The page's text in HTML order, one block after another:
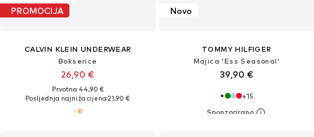
PROMOCIJA
CALVIN KLEIN UNDERWEAR
Bokserice
26,90 €
Prvotno: 44,90 €
Posljednja najniža cijena:21,90 €
Novo
TOMMY HILFIGER
Majica 'Ess Seasonal'
39,90 €
+15